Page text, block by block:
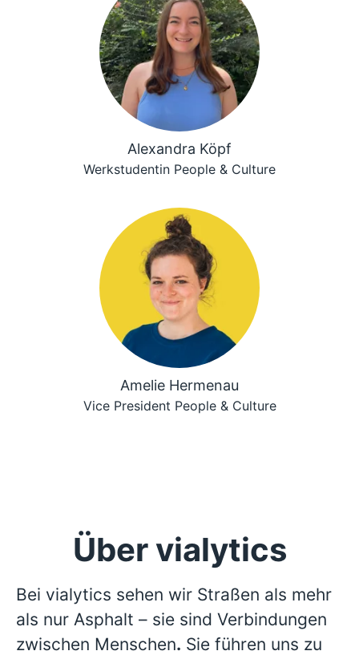
Alexandra Köpf
Werkstudentin People & Culture
Amelie Hermenau
Vice President People & Culture
Über vialytics
Bei vialytics sehen wir Straßen als mehr
als nur Asphalt – sie sind Verbindungen
zwischen Menschen. Sie führen uns zu